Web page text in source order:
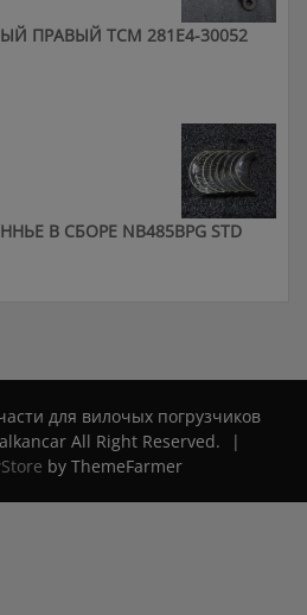
ПРАВЫЙ ТСМ 281E4-30052
В СБОРЕ NB485BPG STD
для вилочых погрузчиков
All Right Reserved.
|
by ThemeFarmer